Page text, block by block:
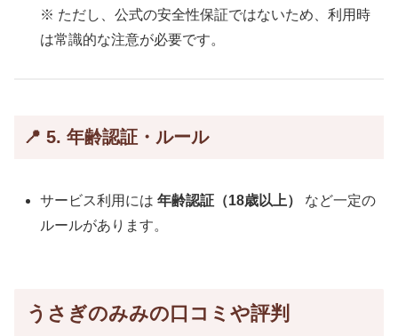
※ ただし、公式の安全性保証ではないため、利用時
は常識的な注意が必要です。
📍 5. 年齢認証・ルール
サービス利用には年齢認証（18歳以上）
など一定の
ルールがあります。
うさぎのみみの口コミや評判